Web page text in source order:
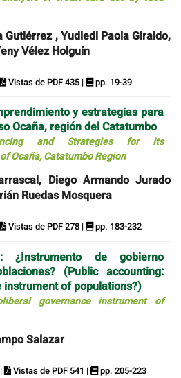
Gutiérrez , Yudledi Paola Giraldo,
Vélez Holguín
Vistas de PDF 435 | pp. 19-39
y estrategias para
Ocaña, región del Catatumbo
and Strategies for Its
Ocaña, Catatumbo Region
Diego Armando Jurado
Ruedas Mosquera
Vistas de PDF 278 | pp. 183-232
¿Instrumento de gobierno
(Public accounting:
of populations?)
governance instrument of
Salazar
| Vistas de PDF 541 | pp. 205-223